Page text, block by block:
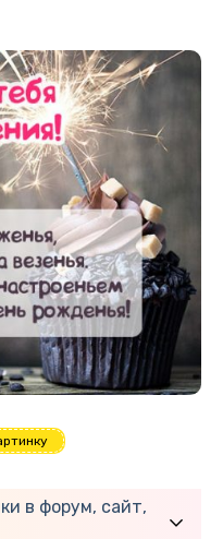
в форум, сайт,